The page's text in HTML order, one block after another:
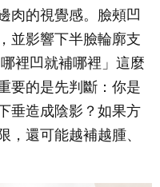
肉的視覺感。臉頰凹
並影響下半臉輪廓支
裡凹就補哪裡」這麼
要的是先判斷：你是
垂造成陰影？如果方
，還可能越補越腫、